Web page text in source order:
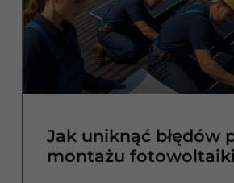
Jak uniknąć błędów
montażu